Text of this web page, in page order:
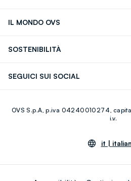
IL MONDO OVS
Giftcard
SOSTENIBILITÀ
SEGUICI SUI SOCIAL
Youtube
OVS S.p.A, p.iva 04240010274,
i.v.
it |